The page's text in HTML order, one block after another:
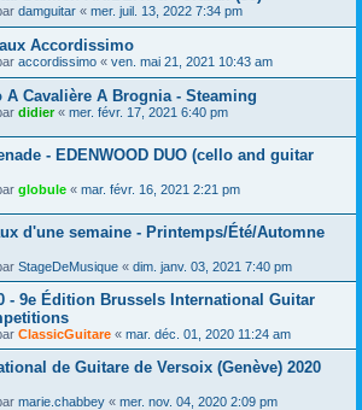
damguitar « mer. juil. 13, 2022 7:34 pm
Accordissimo
accordissimo « ven. mai 21, 2021 10:43 am
A Cavalière A Brognia - Steaming
didier« mer. févr. 17, 2021 6:40 pm
- EDENWOOD DUO (cello and guitar
globule « mar. févr. 16, 2021 2:21 pm
d'une semaine - Printemps/Été/Automne
StageDeMusique « dim. janv. 03, 2021 7:40 pm
- 9e Édition Brussels International Guitar
ClassicGuitare « mar. déc. 01, 2020 11:24 am
de Guitare de Versoix (Genève) 2020
marie.chabbey « mer. nov. 04, 2020 2:09 pm